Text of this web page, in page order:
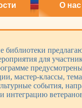
О нас
библиотеки
для
мастер-классы,
события,
интеграцию